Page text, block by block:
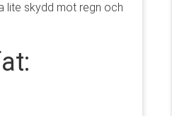
lite skydd mot regn och